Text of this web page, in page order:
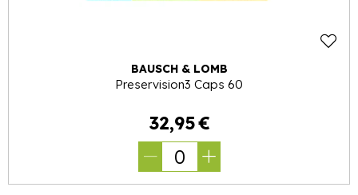
BAUSCH & LOMB
Preservision3 Caps 60
32,95€
0